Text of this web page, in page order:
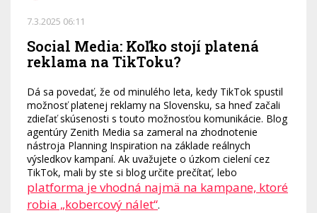
7.3.2025 06:11
Social Media: Koľko stojí platená
reklama na TikToku?
Dá sa povedať, že od minulého leta, kedy TikTok spustil
možnosť platenej reklamy na Slovensku, sa hneď začali
zdieľať skúsenosti s touto možnosťou komunikácie. Blog
agentúry Zenith Media sa zameral na zhodnotenie
nástroja Planning Inspiration na základe reálnych
výsledkov kampaní. Ak uvažujete o úzkom cielení cez
TikTok, mali by ste si blog určite prečítať, lebo
platforma je vhodná najmä na kampane, ktoré
robia „kobercový nálet“.